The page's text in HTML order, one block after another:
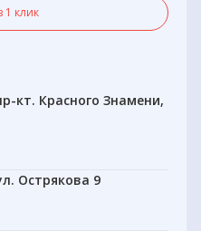
1 клик
кт. Красного Знамени,
Острякова 9